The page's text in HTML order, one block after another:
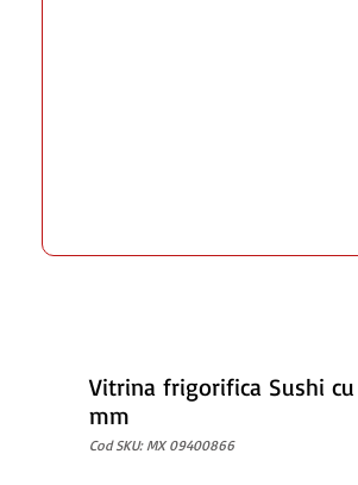
Vitrina frigorifica Sushi cu
mm
Cod SKU: MX 09400866